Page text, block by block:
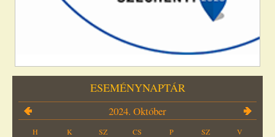
ESEMÉNYNAPTÁR
2024. Október
H K SZ CS P SZ V